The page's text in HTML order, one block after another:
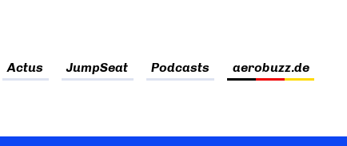
Actus JumpSeat Podcasts aerobuzz.de